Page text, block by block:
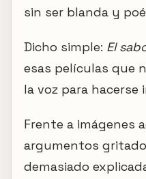
sin ser blanda y
Dicho simple: El
esas películas que
la voz para hacerse
Frente a imágenes
argumentos
demasiado